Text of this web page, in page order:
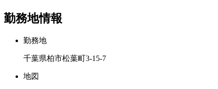
勤務地情報
勤務地
千葉県柏市松葉町3-15-7
地図